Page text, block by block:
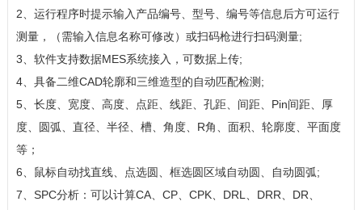
2、运行程序时提示输入产品编号、型号、编号等信息后方可运行
测量，（需输入信息名称可修改）或扫码枪进行扫码测量;
3、软件支持数据MES系统接入，可数据上传;
4、具备二维CAD轮廓和三维造型的自动匹配检测 ;
5、长度、宽度、高度、点距、线距、孔距、间距、 Pin间距、厚
度、圆弧、直径、半径、槽、角度、 R角、面积、轮廓度、平面度
等；
6、鼠标自动找直线、点选圆、框选圆区域自动圆、自动圆弧;
7、 SPC分析：可以计算CA、 CP、 CPK、 DRL DRR DR